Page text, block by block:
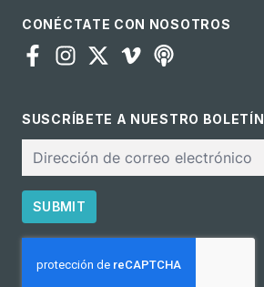
CONÉCTATE CON NOSOTROS
SUSCRÍBETE A NUESTRO BOLETÍN
electrónico
SUBMIT